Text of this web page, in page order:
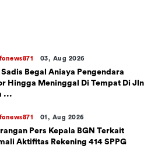
03, Aug 2026
Begal Aniaya Pengendara
Hingga Meninggal Di Tempat Di Jln
...
01, Aug 2026
Pers Kepala BGN Terkait
Aktifitas Rekening 414 SPPG